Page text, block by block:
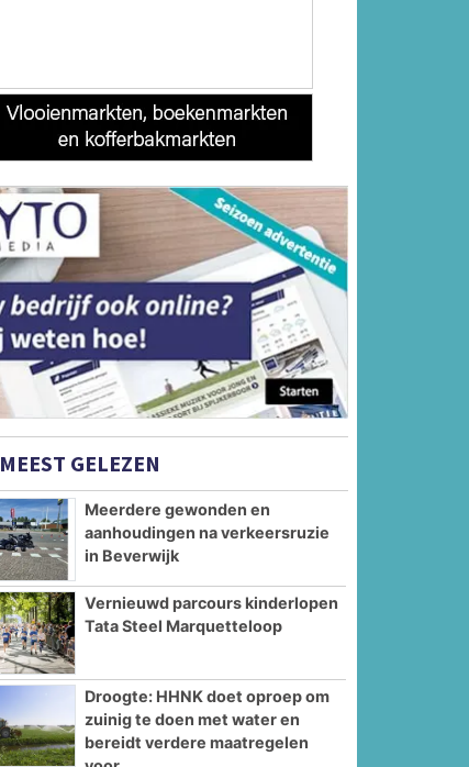
MEEST GELEZEN
Meerdere gewonden en
aanhoudingen na verkeersruzie
in Beverwijk
Vernieuwd parcours kinderlopen
Tata Steel Marquetteloop
Droogte: HHNK doet oproep om
zuinig te doen met water en
bereidt verdere maatregelen